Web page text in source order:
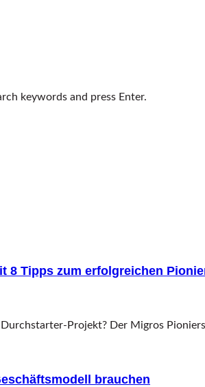
keywords and press Enter.
8 Tipps zum erfolgreichen
Projekt? Der Migros
brauchen